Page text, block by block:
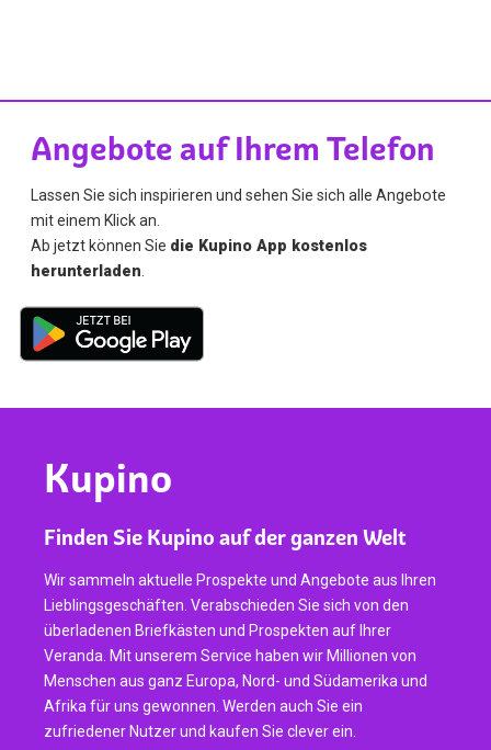
Angebote auf Ihrem Telefon
Lassen Sie sich inspirieren und sehen Sie sich alle Angebote
mit einem Klick an.
Ab jetzt können Sie die Kupino App kostenlos
herunterladen
Kupino
Finden Sie Kupino auf der ganzen Welt
Wir sammeln aktuelle Prospekte und Angebote aus Ihren
Lieblingsgeschäften. Verabschieden Sie sich von den
überladenen Briefkästen und Prospekten auf Ihrer
Veranda. Mit unserem Service haben wir Millionen von
Menschen aus ganz Europa, Nord- und Südamerika und
Afrika für uns gewonnen. Werden auch Sie ein
zufriedener Nutzer und kaufen Sie clever ein.